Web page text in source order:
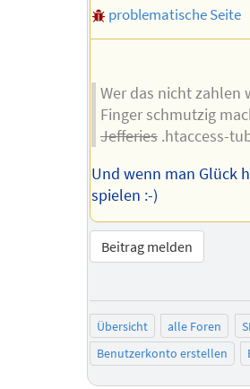
problematische Seite
Wer das nicht zahlen
Finger schmutzig
Jefferies.htaccess-
Und wenn man Glück
spielen :-)
Beitrag melden
Übersicht alle Foren
Benutzerkonto erstellen